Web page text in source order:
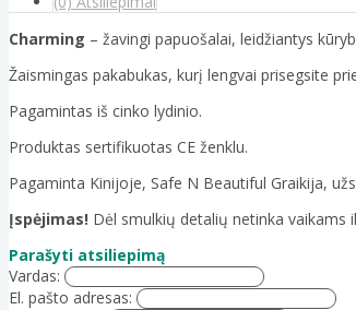
Charming – žavingi papuošalai, leidžiantys
Žaismingas pakabukas, kurį lengvai prisegsite
Pagamintas iš cinko lydinio.
Produktas sertifikuotas CE ženklu.
Pagaminta Kinijoje, Safe N Beautiful Graikija,
Įspėjimas! Dėl smulkių detalių netinka vaikams
Parašyti atsiliepimą
Vardas:
El. pašto adresas: